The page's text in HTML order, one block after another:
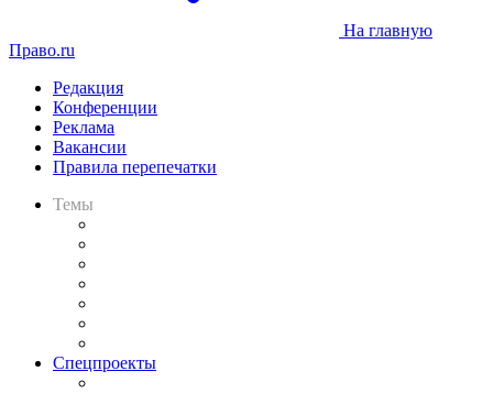
На главную
Право.ru
Редакция
Конференции
Реклама
Вакансии
Правила перепечатки
Темы
Спецпроекты